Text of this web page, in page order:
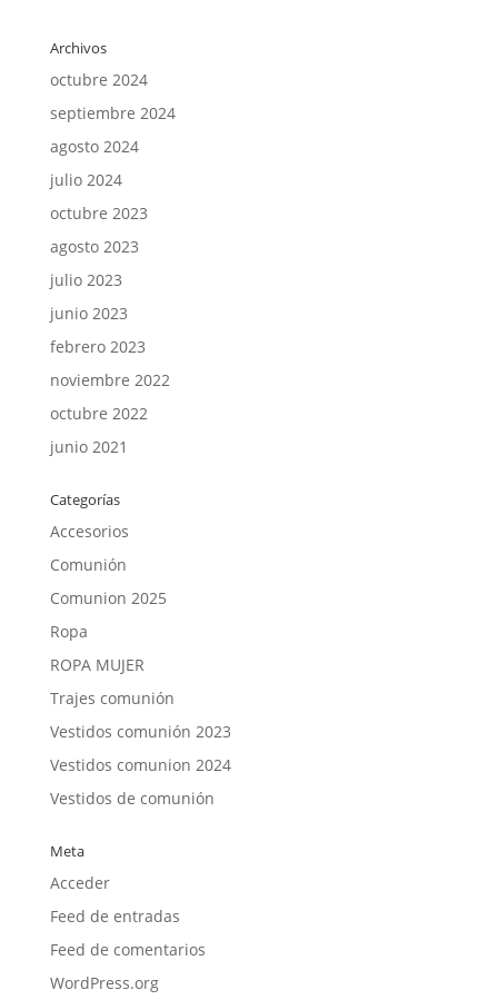
Archivos
octubre 2024
septiembre 2024
agosto 2024
julio 2024
octubre 2023
agosto 2023
julio 2023
junio 2023
febrero 2023
noviembre 2022
octubre 2022
junio 2021
Categorías
Accesorios
Comunión
Comunion 2025
Ropa
ROPA MUJER
Trajes comunión
Vestidos comunión 2023
Vestidos comunion 2024
Vestidos de comunión
Meta
Acceder
Feed de entradas
Feed de comentarios
WordPress.org